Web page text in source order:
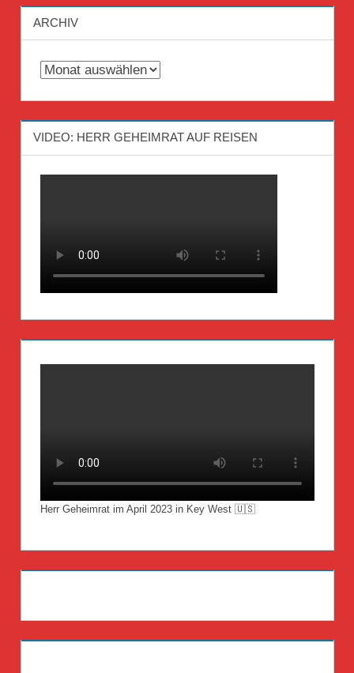
ARCHIV
Archiv
VIDEO: HERR GEHEIMRAT AUF REISEN
Herr Geheimrat im April 2023 in Key West 🇺🇸